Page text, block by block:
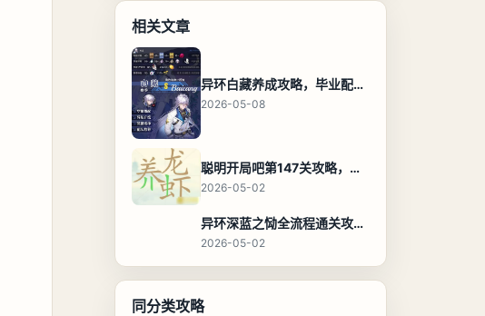
相关文章
异环白藏养成攻略，毕业配装、技能加点与阵容搭配保姆级解析
2026-05-08
聪明开局吧第147关攻略，养龙虾找出27个常用字通关答案
2026-05-02
异环深蓝之恸全流程通关攻略，教程与隐藏奖励
2026-05-02
同分类攻略